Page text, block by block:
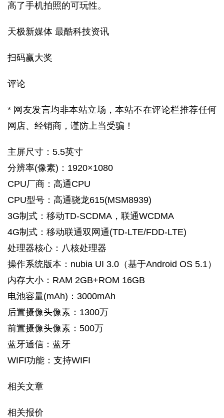
高了手机拍照的可玩性。
天极新媒体 最酷科技资讯
扫码赢大奖
评论
* 网友发言均非本站立场，本站不在评论栏推荐任何
网店、经销商，谨防上当受骗！
主屏尺寸：5.5英寸
分辨率(像素)：1920×1080
CPU厂商：高通CPU
CPU型号：高通骁龙615(MSM8939)
3G制式：移动TD-SCDMA，联通WCDMA
4G制式：移动联通双网通(TD-LTE/FDD-LTE)
处理器核心：八核处理器
操作系统版本：nubia UI 3.0（基于Android OS 5.1）
内存大小：RAM 2GB+ROM 16GB
电池容量(mAh)：3000mAh
后置摄像头像素：1300万
前置摄像头像素：500万
蓝牙通信：蓝牙
WIFI功能：支持WIFI
相关文章
相关报价